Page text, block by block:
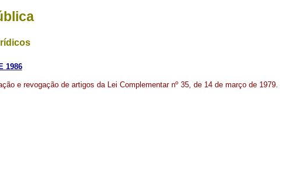
1986
e revogação de artigos da Lei Complementar nº 35, de 14 de março de 1979.